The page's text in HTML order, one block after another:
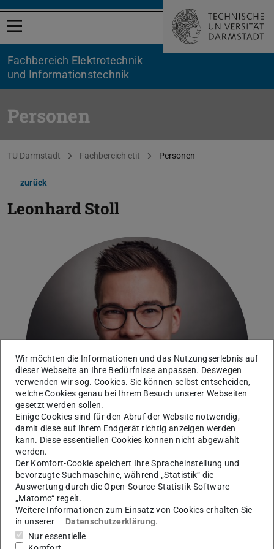
Menü öffnen
Fachbereich Elektrotechnik
und Informationstechnik
Personen
Sie befinden sich hier:
TU Darmstadt Fachbereich etit Personen
zurück
Leonhard Stoll
Arbeitsgebiet(e)
Referent für Fachbereichsmanagement, Strategische
Projekte der Geschäftsführung und Fachbereichsleitung
Wir möchten die Informationen und das Nutzungserlebnis auf
dieser Webseite an Ihre Bedürfnisse anpassen. Deswegen
verwenden wir sog. Cookies. Sie können selbst entscheiden,
welche Cookies genau bei Ihrem Besuch unserer Webseiten
gesetzt werden sollen.
Einige Cookies sind für den Abruf der Website notwendig,
damit diese auf Ihrem Endgerät richtig anzeigen werden
kann. Diese essentiellen Cookies können nicht abgewählt
werden.
Der Komfort-Cookie speichert Ihre Spracheinstellung und
bevorzugte Suchmaschine, während „Statistik“ die
Auswertung durch die Open-Source-Statistik-Software
„Matomo“ regelt.
Weitere Informationen zum Einsatz von Cookies erhalten Sie
in unserer
Datenschutzerklärung.
Nur essentielle